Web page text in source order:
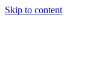
Skip to content